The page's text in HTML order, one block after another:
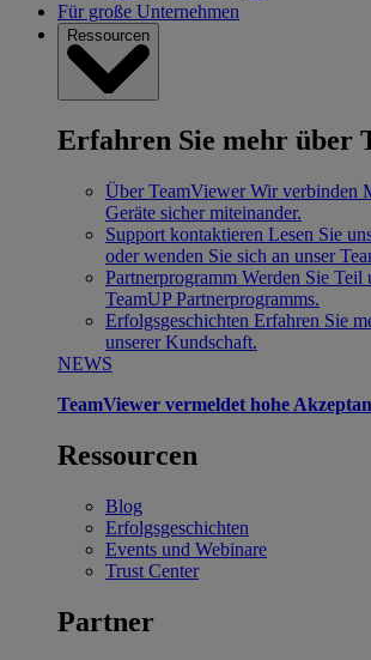
Für große Unternehmen
Ressourcen
Erfahren Sie mehr über
Über TeamViewer Wir verbinden
Geräte sicher miteinander.
Support kontaktieren Lesen Sie
oder wenden Sie sich an unser
Partnerprogramm Werden Sie Teil
TeamUP Partnerprogramms.
Erfolgsgeschichten Erfahren Sie
unserer Kundschaft.
NEWS
TeamViewer vermeldet hohe
Ressourcen
Blog
Erfolgsgeschichten
Events und Webinare
Trust Center
Partner